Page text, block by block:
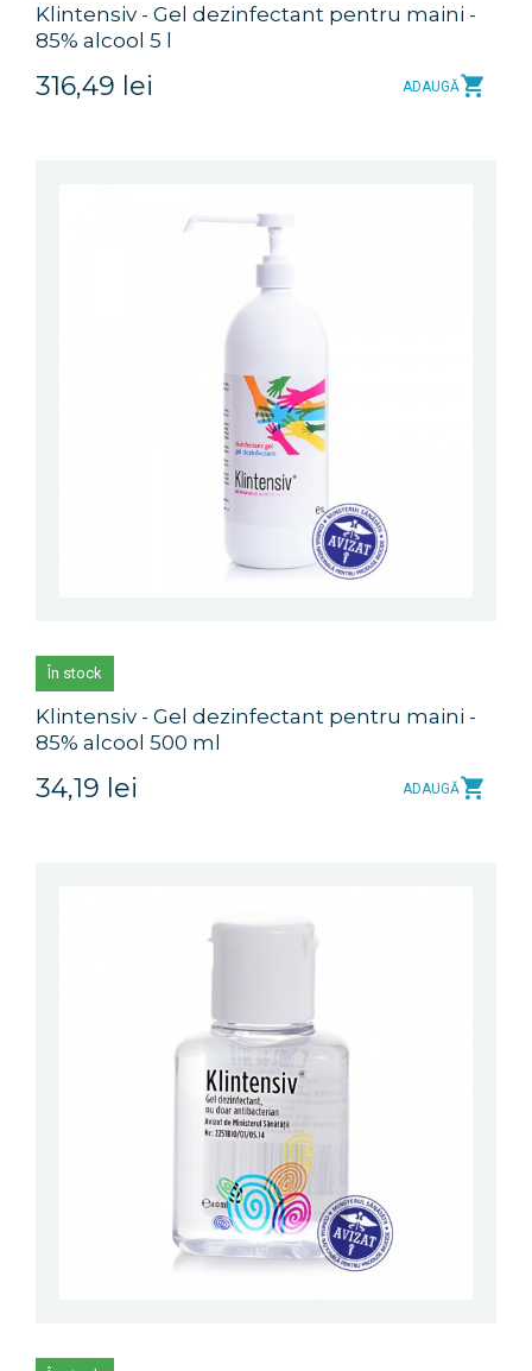
Klintensiv - Gel dezinfectant pentru maini -
85% alcool 5 l
316,49 lei ADAUGĂ
În stock
Klintensiv - Gel dezinfectant pentru maini -
85% alcool 500 ml
34,19 lei ADAUGĂ